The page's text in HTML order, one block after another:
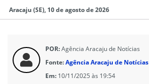
Aracaju (SE), 10 de agosto de 2026
POR:Agência Aracaju de Notícias
Fonte:Agência Aracaju de Notícias
Em: 10/11/2025 às 19:54